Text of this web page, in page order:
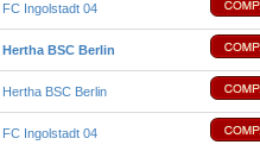
FC Ingolstadt 04
Hertha BSC Berlin
Hertha BSC Berlin
FC Ingolstadt 04